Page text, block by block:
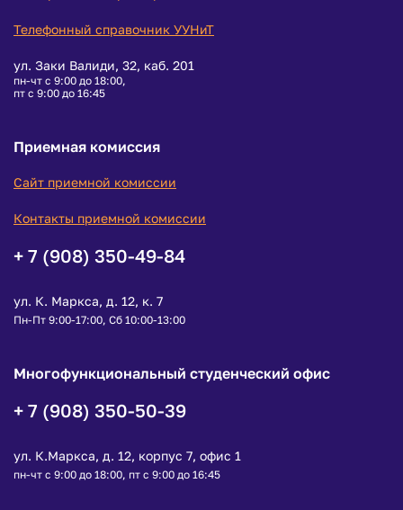
Телефонный справочник УУНиТ
ул. Заки Валиди, 32, каб. 201
пн-чт с 9:00 до 18:00,
пт с 9:00 до 16:45
Приемная комиссия
Сайт приемной комиссии
Контакты приемной комиссии
+ 7 (908) 350-49-84
ул. К. Маркса, д. 12, к. 7
Пн-Пт 9:00-17:00, Сб 10:00-13:00
Многофункциональный студенческий офис
+ 7 (908) 350-50-39
ул. К.Маркса, д. 12, корпус 7, офис 1
пн-чт с 9:00 до 18:00, пт с 9:00 до 16:45